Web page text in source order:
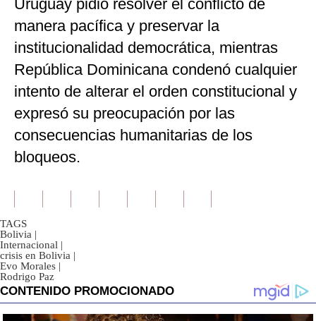
Uruguay pidió resolver el conflicto de
manera pacífica y preservar la
institucionalidad democrática, mientras
República Dominicana condenó cualquier
intento de alterar el orden constitucional y
expresó su preocupación por las
consecuencias humanitarias de los
bloqueos.
TAGS
Bolivia |
Internacional |
crisis en Bolivia |
Evo Morales |
Rodrigo Paz